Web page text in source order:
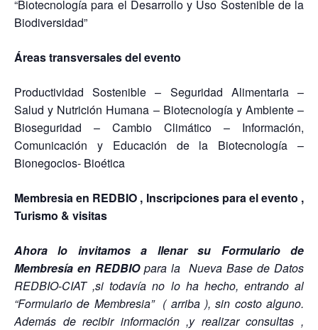
“Biotecnología para el Desarrollo y Uso Sostenible de la
Biodiversidad”
Áreas transversales del evento
Productividad Sostenible – Seguridad Alimentaria –
Salud y Nutrición Humana – Biotecnología y Ambiente –
Bioseguridad – Cambio Climático – Información,
Comunicación y Educación de la Biotecnología –
Bionegocios- Bioética
Membresia en REDBIO , Inscripciones para el evento ,
Turismo & visitas
Ahora lo invitamos a llenar su Formulario de
Membresía en REDBIOpara la Nueva Base de Datos
REDBIO-CIAT ,si todavía no lo ha hecho, entrando al
“Formulario de Membresia” ( arriba ), sin costo alguno.
Además de recibir información ,y realizar consultas ,